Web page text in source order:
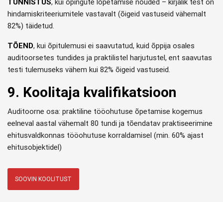
TUNNISTUS, kui õpingute lõpetamise nõuded – kirjalik test on
hindamiskriteeriumitele vastavalt (õigeid vastuseid vähemalt
82%) täidetud.
TÕEND, kui õpitulemusi ei saavutatud, kuid õppija osales
auditoorsetes tundides ja praktilistel harjutustel, ent saavutas
testi tulemuseks vähem kui 82% õigeid vastuseid.
9. Koolitaja kvalifikatsioon
Auditoorne osa: praktiline tööohutuse õpetamise kogemus
eelneval aastal vähemalt 80 tundi ja tõendatav praktiseerimine
ehitusvaldkonnas tööohutuse korraldamisel (min. 60% ajast
ehitusobjektidel)
SOOVIN KOOLITUST